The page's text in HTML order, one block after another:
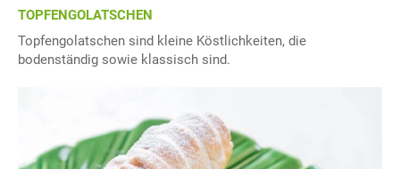
TOPFENGOLATSCHEN
Topfengolatschen sind kleine Köstlichkeiten, die
bodenständig sowie klassisch sind.